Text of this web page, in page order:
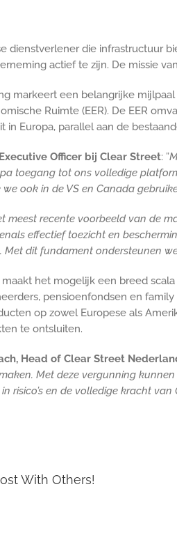
dienstverlener die infrastructuur
actief te zijn. De missie
markeert een belangrijke
Ruimte (EER). De EER
in Europa, parallel aan de
Officer bij Clear Street: ”
toegang tot ons volledige
ook in de VS en Canada
meest recente voorbeeld van de
effectief toezicht en
Met dit fundament ondersteunen
het mogelijk een breed
pensioenfondsen en
op zowel Europese als
te ontsluiten.
Head of Clear Street
Met deze vergunning
risico’s en de volledige kracht van
With Others!